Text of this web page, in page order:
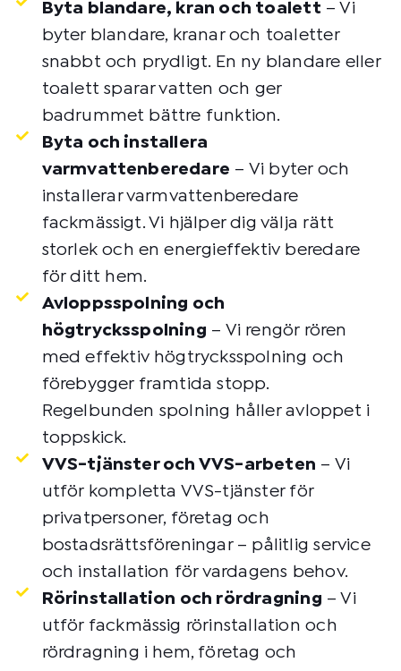
Byta blandare, kran och toalett– Vi
byter blandare, kranar och toaletter
snabbt och prydligt. En ny blandare eller
toalett sparar vatten och ger
badrummet bättre funktion.
Byta och installera
varmvattenberedare – Vi byter och
installerar varmvattenberedare
fackmässigt. Vi hjälper dig välja rätt
storlek och en energieffektiv beredare
för ditt hem.
Avloppsspolning och
högtrycksspolning – Vi rengör rören
med effektiv högtrycksspolning och
förebygger framtida stopp.
Regelbunden spolning håller avloppet i
toppskick.
VVS-tjänster och VVS-arbeten – Vi
utför kompletta VVS-tjänster för
privatpersoner, företag och
bostadsrättsföreningar – pålitlig service
och installation för vardagens behov.
Rörinstallation och rördragning – Vi
utför fackmässig rörinstallation och
rördragning i hem, företag och